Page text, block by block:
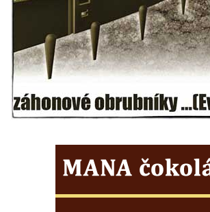
Mikulášovicích
Kříž Ließnerových naproti Mikovu v
Mikulášovicích
Kříž u Mikulášovického potoka poblíž
Mikovu v Mikulášovicích
Lissnerův kříž u domu čp. 39 v
Hampelův kříž u bývalých kasáren v
Mikulášovicích